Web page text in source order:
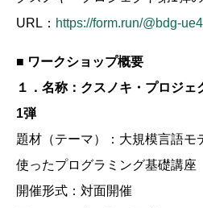
URL： https://form.run/@bdg-
■ ワークショップ概要
１．名称：クスノキ・プロジ
1弾
題材（テーマ）：大規模言語モ
使ったプログラミング基礎講座
開催形式：対面開催